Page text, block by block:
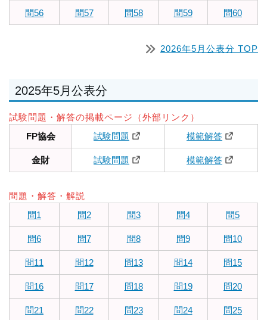
問56 問57 問58 問59 問60
2026年5月公表分 TOP
2025年5月公表分
試験問題・解答の掲載ページ（外部リンク）
FP協会
試験問題 模範解答
金財 試験問題 模範解答
問題・解答・解説
問1
問2 問3 問4 問5
問6 問7 問8 問9 問10
問11 問12 問13 問14 問15
問16 問17 問18 問19 問20
問21 問22 問23 問24 問25